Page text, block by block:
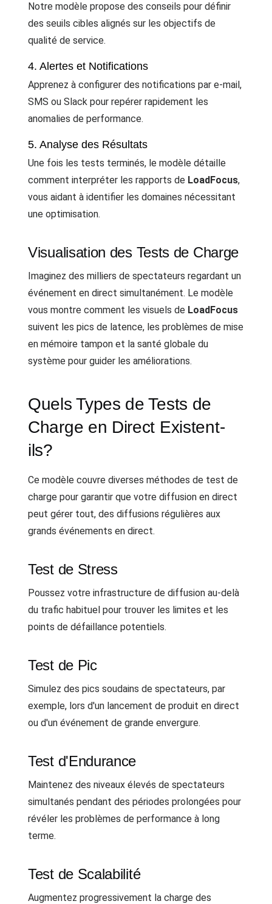
Notre modèle propose des conseils pour définir
des seuils cibles alignés sur les objectifs de
qualité de service.
4. Alertes et Notifications
Apprenez à configurer des notifications par e-mail,
SMS ou Slack pour repérer rapidement les
anomalies de performance.
5. Analyse des Résultats
Une fois les tests terminés, le modèle détaille
comment interpréter les rapports de LoadFocus,
vous aidant à identifier les domaines nécessitant
une optimisation.
Visualisation des Tests de Charge
Imaginez des milliers de spectateurs regardant un
événement en direct simultanément. Le modèle
vous montre comment les visuels de LoadFocus
suivent les pics de latence, les problèmes de mise
en mémoire tampon et la santé globale du
système pour guider les améliorations.
Quels Types de Tests de
Charge en Direct Existent-
ils?
Ce modèle couvre diverses méthodes de test de
charge pour garantir que votre diffusion en direct
peut gérer tout, des diffusions régulières aux
grands événements en direct.
Test de Stress
Poussez votre infrastructure de diffusion au-delà
du trafic habituel pour trouver les limites et les
points de défaillance potentiels.
Test de Pic
Simulez des pics soudains de spectateurs, par
exemple, lors d'un lancement de produit en direct
ou d'un événement de grande envergure.
Test d'Endurance
Maintenez des niveaux élevés de spectateurs
simultanés pendant des périodes prolongées pour
révéler les problèmes de performance à long
terme.
Test de Scalabilité
Augmentez progressivement la charge des